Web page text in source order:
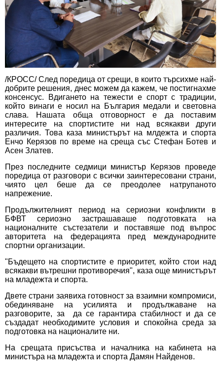
/КРОСС/ След поредица от срещи, в които търсихме най-
добрите решения, днес можем да кажем, че постигнахме
консенсус. Вдигането на тежести е спорт с традиции,
който винаги е носил на България медали и световна
слава. Нашата обща отговорност е да поставим
интересите на спортистите ни над всякакви други
различия. Това каза министърът на млдежта и спорта
Енчо Керязов по време на среща със Стефан Ботев и
Асен Златев.
През последните седмици министър Керязов проведе
поредица от разговори с всички заинтересовани страни,
чиято цел беше да се преодолее натрупаното
напрежение.
Продължителният период на сериозни конфликти в
БФВТ сериозно застрашаваше подготовката на
националните състезатели и поставяше под въпрос
авторитета на федерацията пред международните
спортни организации.
"Бъдещето на спортистите е приоритет, който стои над
всякакви вътрешни противоречия", каза още министърът
на младежта и спорта.
Двете страни заявиха готовност за взаимни компромиси,
обединяване на усилията и продължаване на
разговорите, за да се гарантира стабилност и да се
създадат необходимите условия и спокойна среда за
подготовка на националите ни.
На срещата присъства и началника на кабинета на
министъра на младежта и спорта Дамян Найденов.